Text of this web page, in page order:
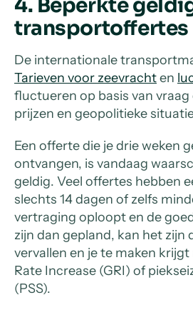
4. Beperkte
transportoffertes
De internationale
Tarieven voor zeevrachten
fluctueren op basis van
prijzen en geopolitieke
Een offerte die je drie weken
ontvangen, is vandaag
geldig. Veel offertes hebben
slechts 14 dagen of zelfs
vertraging oploopt en de
zijn dan gepland, kan het zijn
vervallen en je te maken
Rate Increase (GRI) of
(PSS).